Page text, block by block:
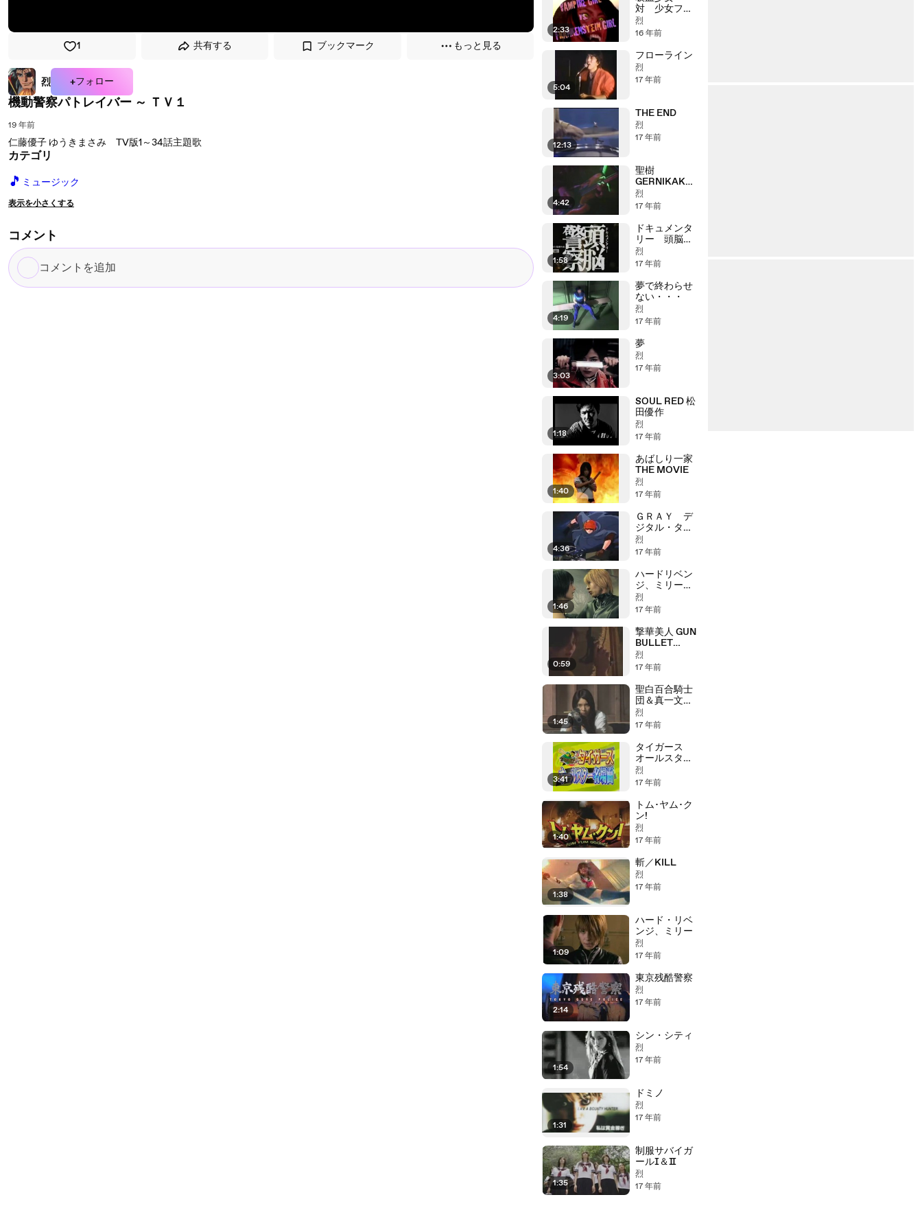
1 共有する ブックマーク もっと見る
烈 +フォロー
機動警察パトレイバー ～ ＴＶ１
19 年前
仁藤優子 ゆうきまさみ TV版1～34話主題歌
カテゴリ
🎵 ミュージック
表示を小さくする
コメント
コ
メ
2:33
対 少女フラ
ンケン
烈
16 年前
5:04
フローライン
烈
17 年前
12:13
THE END
烈
17 年前
4:42
聖樹
GERNIKAKO
ARBOLA
烈
17 年前
1:58
ドキュメンタ
リー 頭脳警
察
烈
17 年前
4:19
夢で終わらせ
ない・・・
烈
17 年前
3:03
夢
烈
17 年前
1:18
SOUL RED 松
田優作
烈
17 年前
1:40
あばしり一家
THE MOVIE
烈
17 年前
4:36
ＧＲＡＹ デ
ジタル・ター
ゲット
烈
17 年前
1:46
ハードリベン
ジ、ミリー
ブラッディバ
トル
烈
17 年前
0:59
撃華美人 GUN
BULLET
BEAUTY
烈
17 年前
1:45
聖白百合騎士
団＆真一文字
拳
烈
17 年前
3:41
タイガース
オールスター
名場面
烈
17 年前
1:40
トム･ヤム･ク
ン!
烈
17 年前
1:38
斬／KILL
烈
17 年前
1:09
ハード・リベ
ンジ、ミリー
烈
17 年前
2:14
東京残酷警察
烈
17 年前
1:54
シン・シティ
烈
17 年前
1:31
ドミノ
烈
17 年前
1:35
制服サバイガ
ールⅠ＆Ⅱ
烈
17 年前